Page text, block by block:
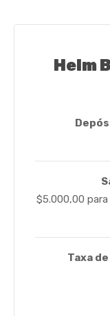
Helm
$5.000,00
Taxa